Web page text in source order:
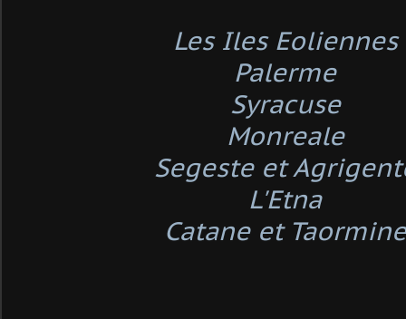
Les Iles Eoliennes
Palerme
Syracuse
Monreale
Segeste et
L'Etna
Catane et Taormine